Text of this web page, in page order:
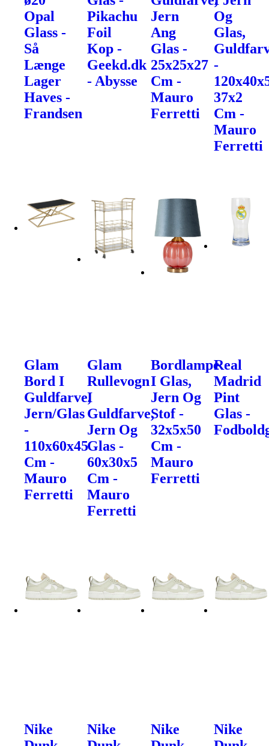
Opal
Glass -
Så
Længe
Lager
Haves -
Frandsen
Pikachu
Foil
Kop -
Geekd.dk
- Abysse
Jern
Ang
Glas -
25x25x27
Cm -
Mauro
Ferretti
Og
Glas,
-
37x2
Cm -
Mauro
Ferretti
Glam
Bord I
Guldfarve,
Jern/Glas
-
110x60x45
Cm -
Mauro
Ferretti
Glam
Rullevogn
I
Guldfarve,
Jern Og
Glas -
60x30x5
Cm -
Mauro
Ferretti
Bordlampe
I Glas,
Jern Og
Stof -
32x5x50
Cm -
Mauro
Ferretti
Real
Madrid
Pint
Glas -
Nike
Nike
Nike
Nike